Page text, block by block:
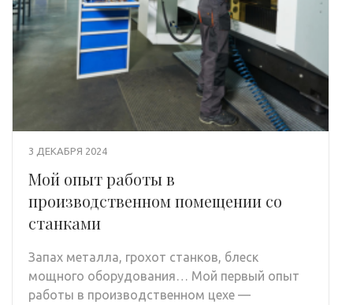
3 ДЕКАБРЯ 2024
Мой опыт работы в
производственном помещении со
станками
Запах металла, грохот станков, блеск
мощного оборудования… Мой первый опыт
работы в производственном цехе —